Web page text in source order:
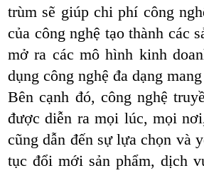
trùm sẽ giúp chi phí công
của công nghệ tạo thành các
mở ra các mô hình kinh
dụng công nghệ đa dạng
Bên cạnh đó, công nghệ
được diễn ra mọi lúc, mọi
cũng dẫn đến sự lựa chọn và
tục đổi mới sản phẩm, dịch